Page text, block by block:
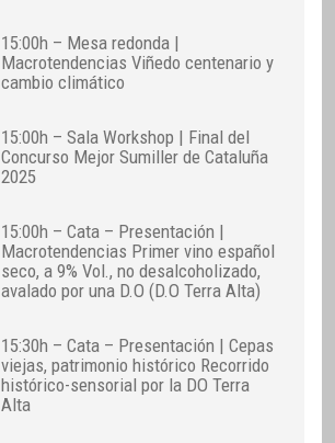
15:00h – Mesa redonda |
Macrotendencias Viñedo centenario y
cambio climático
15:00h – Sala Workshop | Final del
Concurso Mejor Sumiller de Cataluña
2025
15:00h – Cata – Presentación |
Macrotendencias Primer vino español
seco, a 9% Vol., no desalcoholizado,
avalado por una D.O (D.O Terra Alta)
15:30h – Cata – Presentación | Cepas
viejas, patrimonio histórico Recorrido
histórico-sensorial por la DO Terra
Alta